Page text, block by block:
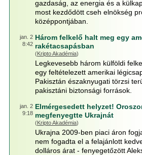
gazdaság, az energia és a
most kezdődött cseh elnökség
középpontjában.
jan. 2
8:42
Három felkelő halt meg egy
rakétacsapásban
(Kripto Akadémia)
Legkevesebb három külföldi
egy feltételezett amerikai
Pakisztán északnyugati törzsi
pakisztáni biztonsági források.
jan. 2
9:18
Elmérgesedett helyzet!
megfenyegtte Ukrajnát
(Kripto Akadémia)
Ukrajna 2009-ben piaci áron
nem fogadta el a felajánlott
dolláros árat - fenyegetőzött